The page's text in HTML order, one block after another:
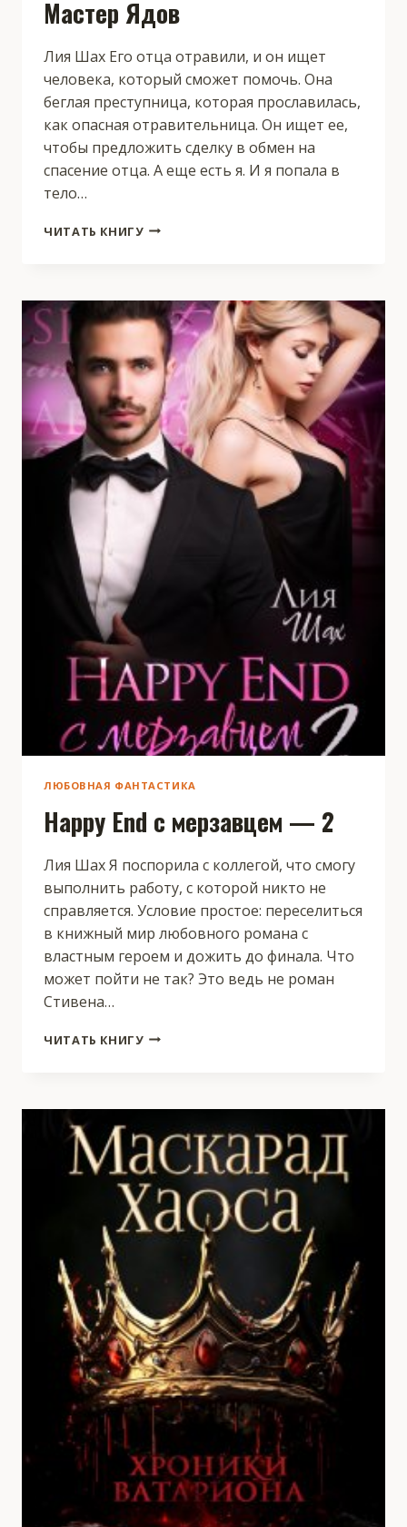
Мастер Ядов
Лия Шах Его отца отравили, и он ищет
человека, который сможет помочь. Она
беглая преступница, которая прославилась,
как опасная отравительница. Он ищет ее,
чтобы предложить сделку в обмен на
спасение отца. А еще есть я. И я попала в
тело…
ЧИТАТЬ КНИГУМАСТЕР
ЛЮБОВНАЯ ФАНТАСТИКА
Happy End с мерзавцем — 2
Лия Шах Я поспорила с коллегой, что смогу
выполнить работу, с которой никто не
справляется. Условие простое: переселиться
в книжный мир любовного романа с
властным героем и дожить до финала. Что
может пойти не так? Это ведь не роман
Стивена…
ЧИТАТЬ КНИГУHAPPY
—